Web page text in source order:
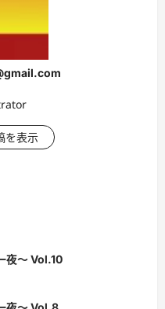
を表示
夜〜 Vol.10